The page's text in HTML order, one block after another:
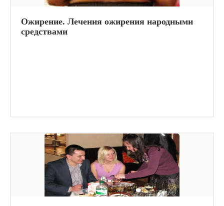
Ожирение. Лечения ожирения народными
средствами